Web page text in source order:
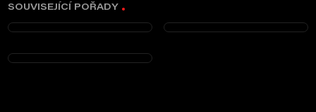
SOUVISEJÍCÍ POŘADY